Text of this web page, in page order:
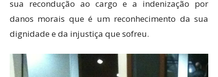
sua recondução ao cargo e a indenização por
danos morais que é um reconhecimento da sua
dignidade e da injustiça que sofreu.